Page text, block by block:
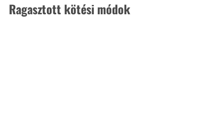
Ragasztott kötési módok